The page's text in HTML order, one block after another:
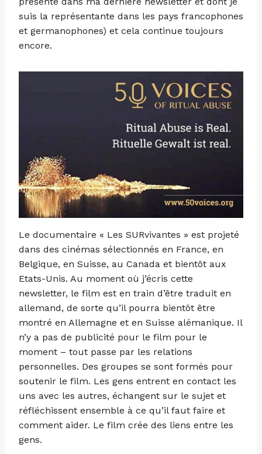
suis la représentante dans les pays francophones
et germanophones) et cela continue toujours
encore.
Le documentaire « Les SURvivantes » est projeté
dans des cinémas sélectionnés en France, en
Belgique, en Suisse, au Canada et bientôt aux
Etats-Unis. Au moment où j’écris cette
newsletter, le film est en train d’être traduit en
allemand, de sorte qu’il pourra bientôt être
montré en Allemagne et en Suisse alémanique. Il
n’y a pas de publicité pour le film pour le
moment – tout passe par les relations
personnelles. Des groupes se sont formés pour
soutenir le film. Les gens entrent en contact les
uns avec les autres, échangent sur le sujet et
réfléchissent ensemble à ce qu’il faut faire et
comment aider. Le film crée des liens entre les
gens.